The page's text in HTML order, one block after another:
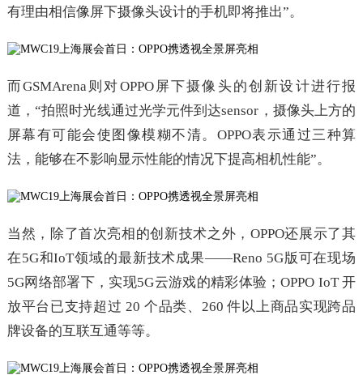
有理由相信像屏下摄像头设计的手机即将推出”。
而GSMArena则对OPPO屏下摄像头的创新设计进行报
道，“拍照时光线通过光学元件到达sensor，摄像头上方的
屏幕有可能会使图像模糊不清。OPPO表示通过三种算
法，能够在不影响显示性能的情况下提高相机性能”。
当然，除了首次亮相的创新技术之外，OPPO还展示了其
在5G和IoT领域的最新技术成果——Reno 5G版可在现场
5G网络部署下，实现5G云游戏的精彩体验；OPPO IoT 开
放平台已支持超过 20 个品类、260 件以上商品实现跨品
牌设备的互联互通等等。